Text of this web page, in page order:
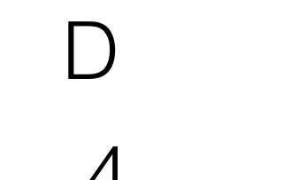
D